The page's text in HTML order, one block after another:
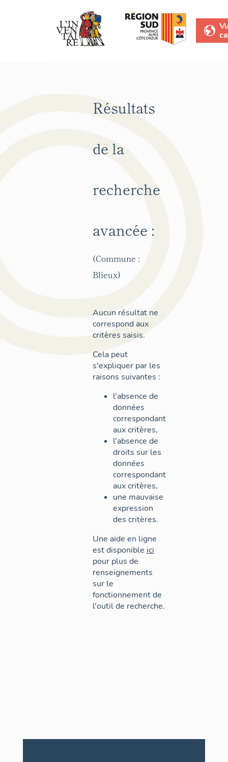
Résultats
de la
recherche
avancée :
(Commune :
Blieux)
Aucun résultat ne
correspond aux
critères saisis.
Cela peut
s'expliquer par les
raisons suivantes :
l'absence de
données
correspondant
aux critères,
l'absence de
droits sur les
données
correspondant
aux critères,
une mauvaise
expression
des critères.
Une aide en ligne
est disponible ici
pour plus de
renseignements
sur le
fonctionnement de
l'outil de recherche.